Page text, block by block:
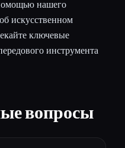
нашего
искусственном
ключевые
инструмента
вопросы